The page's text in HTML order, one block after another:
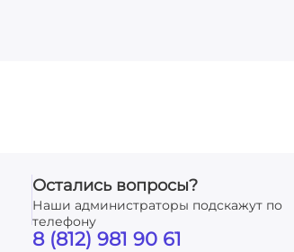
Остались вопросы?
Наши администраторы подскажут по
телефону
8 (812) 981 90 61